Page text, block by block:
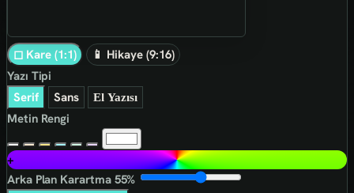
◻ Kare (1:1)
📱 Hikaye (9:16)
Yazı Tipi
Serif
Sans El Yazısı
Metin Rengi
+
Arka Plan Karartma 55%